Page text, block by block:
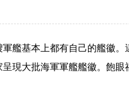
基本上都有自己的艦徽。
現大批海軍軍艦艦徽。飽眼